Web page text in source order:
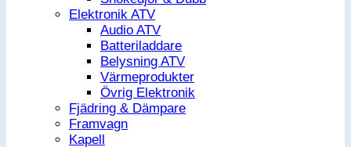
Elektronik ATV
Audio ATV
Batteriladdare
Belysning ATV
Värmeprodukter
Övrig Elektronik
Fjädring & Dämpare
Framvagn
Kapell